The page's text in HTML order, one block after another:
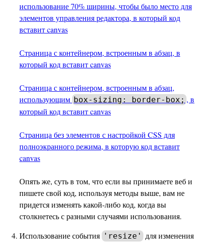
использование 70% ширины, чтобы было место для
элементов управления редактора, в который код
вставит canvas
Страница с контейнером, встроенным в абзац, в
который код вставит canvas
Страница с контейнером, встроенным в абзац,
использующим box-sizing: border-box; , в
который код вставит canvas
Страница без элементов с настройкой CSS для
полноэкранного режима, в которую код вставит
canvas
Опять же, суть в том, что если вы принимаете веб и
пишете свой код, используя методы выше, вам не
придется изменять какой-либо код, когда вы
столкнетесь с разными случаями использования.
Использование события 'resize'
для изменения